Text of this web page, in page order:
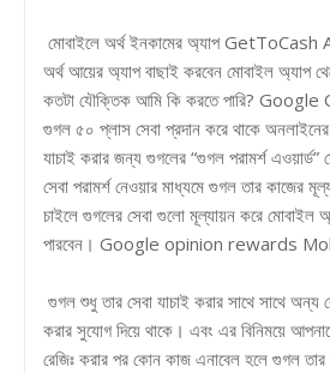
মোবাইলে অর্থ ইনকামের অ্যাপ GetToCash
অর্থ আয়ের অ্যাপ বাছাই করবেন মোবাইল অ্যাপ
কতটা যৌক্তিক আমি কি করতে পারি?
গুগল ৫০ প্লাস সেবা প্রদান করে থাকে
যাচাই করার জন্য গুগলের “গুগল পরামর্শ
সেবা পরামর্শ নেওয়ার মাধ্যমে গুগল তার কাজের
চাইলে গুগলের সেবা গুলো মূল্যায়ন করে মোবাইল
পারবেন। Google opinion rewards
গুগল শুধু তার সেবা যাচাই করার সাথে সাথে অন্য
করার সুযোগ দিয়ে থাকে। এবং এর বিনিময়ে
রেজিঃ করার পর কোন কাজ এনাবেল হলে গুগল